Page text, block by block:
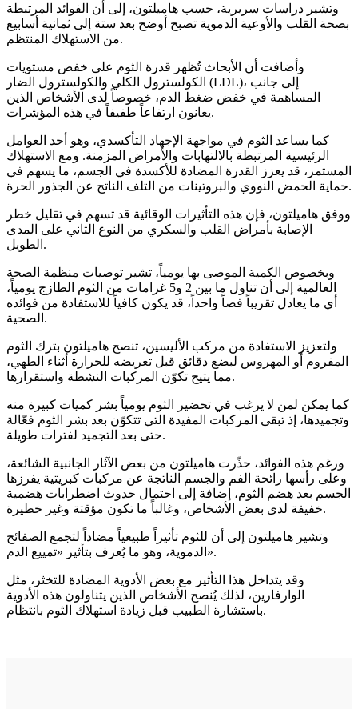
وتشير دراسات سريرية، حسب هاميلتون، إلى أن الفوائد المرتبطة
بصحة القلب والأوعية الدموية تصبح أوضح بعد ستة إلى ثمانية أسابيع
من الاستهلاك المنتظم.
وأضافت أن الأبحاث تُظهر قدرة الثوم على خفض مستويات
الكولسترول الكلي والكولسترول الضار (LDL)، إلى جانب
المساهمة في خفض ضغط الدم، خصوصاً لدى الأشخاص الذين
يعانون ارتفاعاً طفيفاً في هذه المؤشرات.
كما يساعد الثوم في مواجهة الإجهاد التأكسدي، وهو أحد العوامل
الرئيسية المرتبطة بالالتهابات والأمراض المزمنة. ومع الاستهلاك
المستمر، قد يعزز القدرة المضادة للأكسدة في الجسم، ما يسهم في
حماية الحمض النووي والبروتينات من التلف الناتج عن الجذور الحرة.
ووفق هاميلتون، فإن هذه التأثيرات الوقائية قد تسهم في تقليل خطر
الإصابة بأمراض القلب والسكري من النوع الثاني على المدى
الطويل.
وبخصوص الكمية الموصى بها يومياً، تشير توصيات منظمة الصحة
العالمية إلى أن تناول ما بين 2 و5 غرامات من الثوم الطازج يومياً،
أي ما يعادل تقريباً فصاً واحداً، قد يكون كافياً للاستفادة من فوائده
الصحية.
ولتعزيز الاستفادة من مركب الأليسين، تنصح هاميلتون بترك الثوم
المفروم أو المهروس لبضع دقائق قبل تعريضه للحرارة أثناء الطهي،
مما يتيح تكوّن المركبات النشطة واستقرارها.
كما يمكن لمن لا يرغب في تحضير الثوم يومياً بشر كميات كبيرة منه
وتجميدها، إذ تبقى المركبات المفيدة التي تتكوّن بعد بشر الثوم فعّالة
حتى بعد التجميد لفترات طويلة.
ورغم هذه الفوائد، حذّرت هاميلتون من بعض الآثار الجانبية الشائعة،
وعلى رأسها رائحة الفم والجسم الناتجة عن مركبات كبريتية يفرزها
الجسم بعد هضم الثوم، إضافة إلى احتمال حدوث اضطرابات هضمية
خفيفة لدى بعض الأشخاص، وغالباً ما تكون مؤقتة وغير خطيرة.
وتشير هاميلتون إلى أن للثوم تأثيراً طبيعياً مضاداً لتجمع الصفائح
الدموية، وهو ما يُعرف بتأثير «تمييع الدم».
وقد يتداخل هذا التأثير مع بعض الأدوية المضادة للتخثر، مثل
الوارفارين، لذلك يُنصح الأشخاص الذين يتناولون هذه الأدوية
باستشارة الطبيب قبل زيادة استهلاك الثوم بانتظام.